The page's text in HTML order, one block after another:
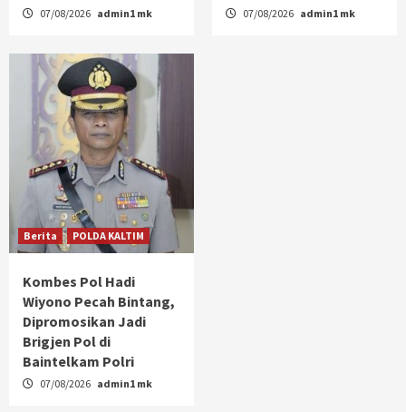
07/08/2026 admin1 mk 07/08/2026 admin1 mk
Berita POLDA KALTIM
Kombes Pol Hadi
Wiyono Pecah Bintang,
Dipromosikan Jadi
Brigjen Pol di
Baintelkam Polri
07/08/2026 admin1 mk